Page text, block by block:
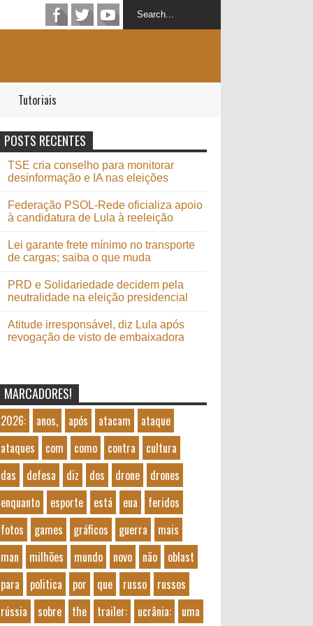
Tutoriais
POSTS RECENTES
TSE cria conselho para monitorar
desinformação e IA nas eleições
Federação PSOL-Rede oficializa apoio
à candidatura de Lula à reeleição
Lei garante frete mínimo no transporte
de cargas; saiba o que muda
PRD e Solidariedade decidem pela
neutralidade na eleição presidencial
Atitude irresponsável, diz Lula após
revogação de visto de embaixadora
MARCADORES!
2026: anos, após atacam
ataque
ataques
com como contra
cultura
das
defesa diz dos drone
drones
enquanto
esporte está eua
feridos
fotos
games gráficos guerra
mais
man
milhões mundo novo não
oblast
para
politica por que russo
russos
rússia
sobre the trailer: ucrânia:
uma